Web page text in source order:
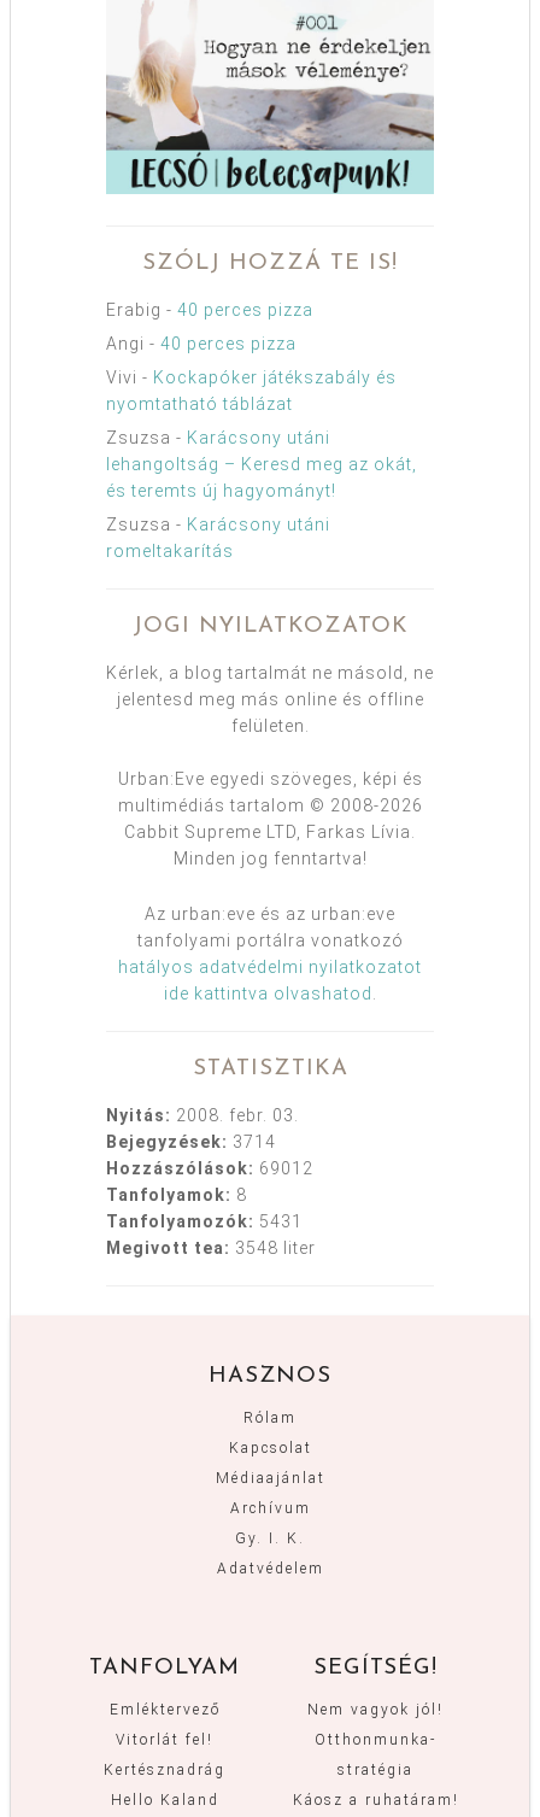
SZÓLJ HOZZÁ TE IS!
Erabig - 40 perces pizza
Angi - 40 perces pizza
Vivi - Kockapóker játékszabály és
nyomtatható táblázat
Zsuzsa - Karácsony utáni
lehangoltság – Keresd meg az okát,
és teremts új hagyományt!
Zsuzsa - Karácsony utáni
romeltakarítás
JOGI NYILATKOZATOK
Kérlek, a blog tartalmát ne másold, ne
jelentesd meg más online és offline
felületen.
Urban:Eve egyedi szöveges, képi és
multimédiás tartalom © 2008-2026
Cabbit Supreme LTD, Farkas Lívia.
Minden jog fenntartva!
Az urban:eve és az urban:eve
tanfolyami portálra vonatkozó
hatályos adatvédelmi nyilatkozatot
ide kattintva olvashatod .
STATISZTIKA
Nyitás: 2008. febr. 03.
Bejegyzések: 3714
Hozzászólások: 69012
Tanfolyamok: 8
Tanfolyamozók: 5431
Megivott tea: 3548 liter
HASZNOS
Rólam
Kapcsolat
Médiaajánlat
Archívum
Gy. I. K.
Adatvédelem
TANFOLYAM
Emléktervező
Vitorlát fel!
Kertésznadrág
Hello Kaland
SEGÍTSÉG!
Nem vagyok jól!
Otthonmunka-
stratégia
Káosz a ruhatáram!